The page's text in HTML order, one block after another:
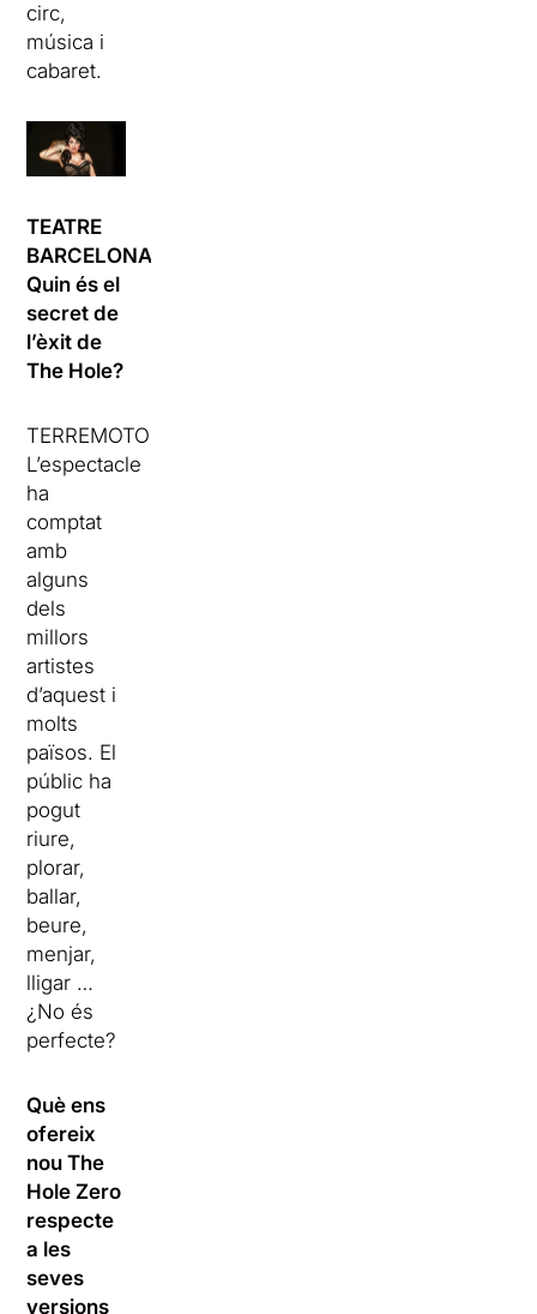
circ,
música i
cabaret.
TEATRE
BARCELONA:
Quin és el
secret de
l’èxit de
The Hole?
TERREMOTO:
L’espectacle
ha
comptat
amb
alguns
dels
millors
artistes
d’aquest i
molts
països. El
públic ha
pogut
riure,
plorar,
ballar,
beure,
menjar,
lligar …
¿No és
perfecte?
Què ens
ofereix
nou The
Hole Zero
respecte
a les
seves
versions